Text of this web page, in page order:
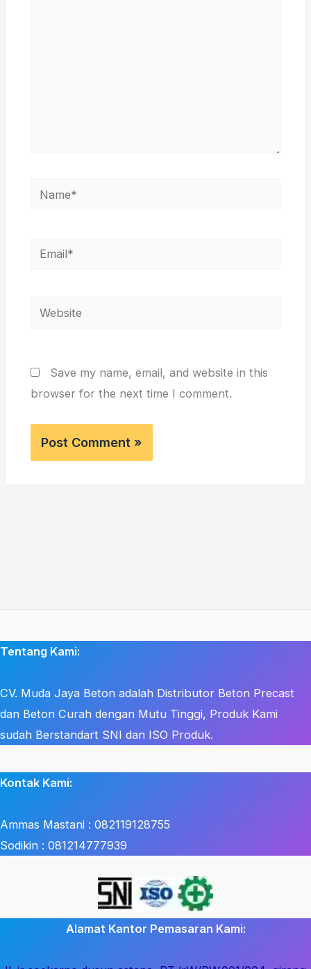
Name*
Email*
Website
Save my name, email, and website in this
browser for the next time I comment.
Tentang Kami:
CV. Muda Jaya Beton adalah Distributor Beton Precast
dan Beton Curah dengan Mutu Tinggi, Produk Kami
sudah Berstandart SNI dan ISO Produk.
Kontak Kami:
Ammas Mastani : 082119128755
Sodikin : 081214777939
Alamat Kantor Pemasaran Kami: